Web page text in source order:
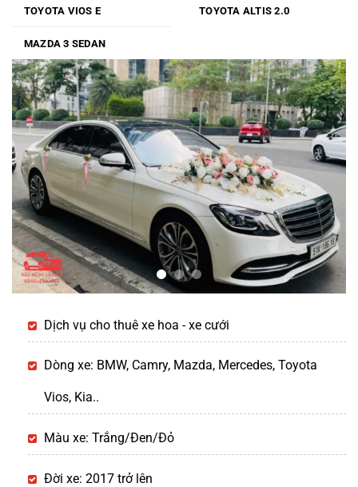
TOYOTA VIOS E TOYOTA ALTIS 2.0
MAZDA 3 SEDAN
Dịch vụ cho thuê xe hoa - xe cưới
Dòng xe: BMW, Camry, Mazda, Mercedes, Toyota
Vios, Kia..
Màu xe: Trắng/Đen/Đỏ
Đời xe: 2017 trở lên